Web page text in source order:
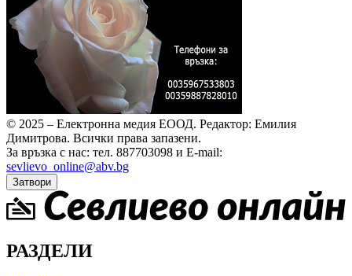
© 2025 – Електронна медия ЕООД. Редактор: Емилия
Димитрова. Всички права запазени.
За връзка с нас: тел. 887703098 и E-mail:
sevlievo_online@abv.bg
Затвори
РАЗДЕЛИ